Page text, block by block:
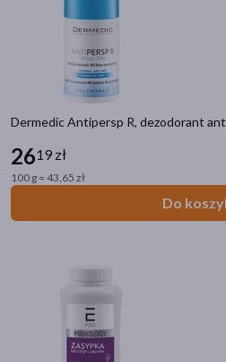
Dermedic Antipersp R, dezodorant
2619 zł
100 g = 43,65 zł
Do
Kategorie produktów
Problemy skórne
Trądzik
Grzybica
Atopowe zapalenie skóry
Opryszczka